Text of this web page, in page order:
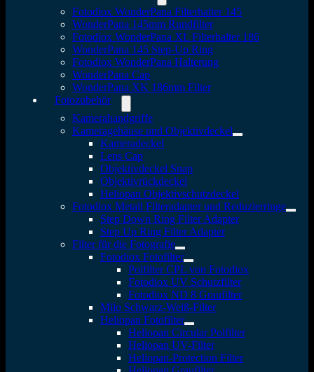
Fotodiox WonderPana Filterhalter 145
WonderPana 145mm Rundfilter
Fotodiox WonderPana XL Filterhalter 186
WonderPana 145 Step-Up Ring
Fotodiox WonderPana Halterung
WonderPana Cap
WonderPana XK 186mm Filter
Fotozubehör
Kamerahandgriffe
Kameragehäuse und Objektivdeckel
Kameradeckel
Lens Cap
Objektivdeckel Snap
Objektivrückdeckel
Heliopan Objektivschutzdeckel
Fotodiox Metall Filteradapter und Reduzierringe
Step Down Ring Filter Adapter
Step Up Ring Filter Adapter
Filter für die Fotografie
Fotodiox Fotofilter
Polfilter CPL von Fotodiox
Fotodiox UV Schutzfilter
Fotodiox ND 8 Graufilter
Milo Schwarz-Weiß-Filter
Heliopan Fotofilter
Heliopan Circular Polfilter
Heliopan UV-Filter
Heliopan-Protection Filter